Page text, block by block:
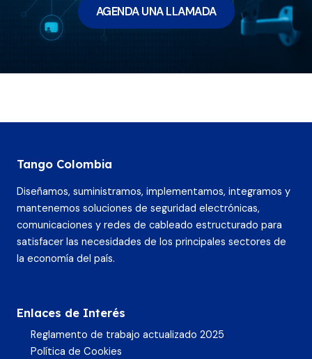
AGENDA UNA LLAMADA
Tango Colombia
Diseñamos, suministramos, implementamos, integramos y
mantenemos soluciones de seguridad electrónicas,
comunicaciones y redes de cableado estructurado para
satisfacer las necesidades de los principales sectores de
la economía del país.
Enlaces de Interés
Reglamento de trabajo actualizado 2025
Política de Cookies